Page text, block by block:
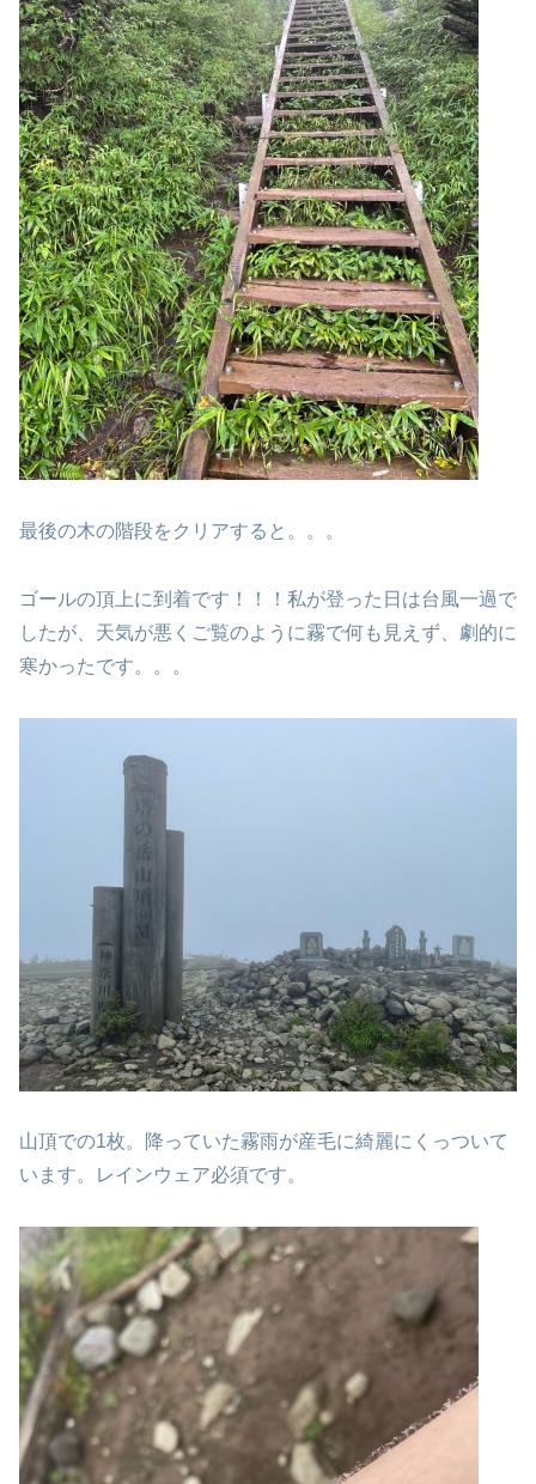
最後の木の階段をクリアすると。。。
ゴールの頂上に到着です！！！私が登った日は台風一過で
したが、天気が悪くご覧のように霧で何も見えず、劇的に
寒かったです。。。
山頂での1枚。降っていた霧雨が産毛に綺麗にくっついて
います。レインウェア必須です。